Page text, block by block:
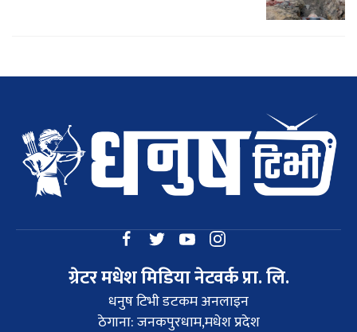
ग्रेटर मधेश मिडिया नेटवर्क प्रा. लि.
धनुष टिभी डटकम अनलाइन
ठेगाना: जनकपुरधाम,मधेश प्रदेश